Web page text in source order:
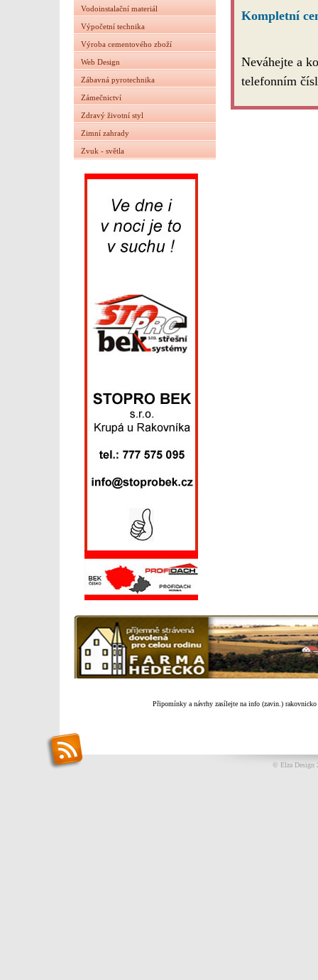
Vodoinstalační materiál
Výpočetní technika
Výroba cementového zboží
Web Design
Zábavná pyrotechnika
Zámečnictví
Zdravý životní styl
Zimní zahrady
Zvuk - světla
Kompletní
Neváhejte a
telefonním
Připomínky a návrhy zasílejte na info (zavin.) rakovnicko
© Elza Design